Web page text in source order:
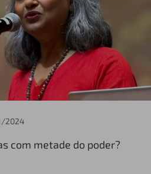
2024
com metade do poder?